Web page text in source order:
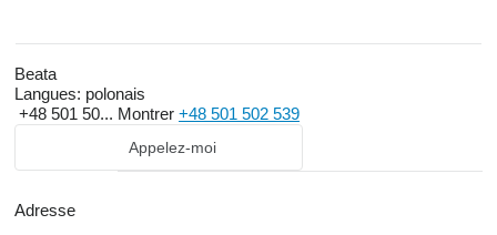
Beata
Langues: polonais
+48 501 50... Montrer +48 501 502 539
Appelez-moi
Adresse